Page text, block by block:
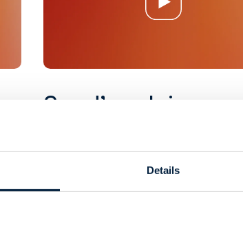
Details
Cas d'emploi